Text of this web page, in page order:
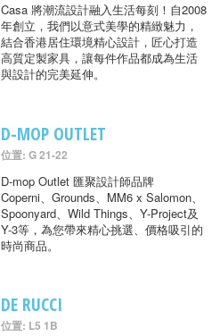
Casa 將潮流設計融入生活每刻！自2008
年創立，我們以意式美學的精緻魅力，
結合香港居住環境精心設計，匠心打造
高質定製家具，讓每件作品都成為生活
與設計的完美延伸。
D-MOP OUTLET
位置: G 21-22
D-mop Outlet 匯聚設計師品牌
Coperni、Grounds、MM6 x Salomon、
Spoonyard、Wild Things、Y-Project及
Y-3等，為您帶來精心挑選、價格吸引的
時尚商品。
DE RUCCI
位置: L5 1B